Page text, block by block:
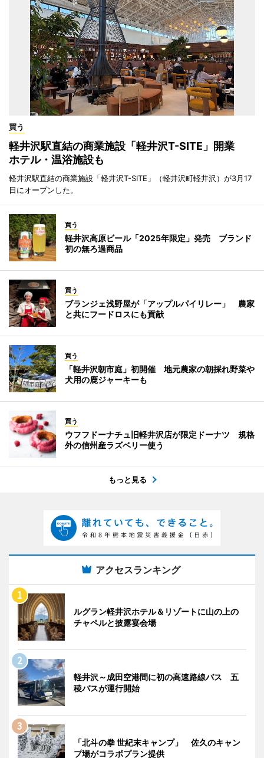
買う
軽井沢駅直結の商業施設「軽井沢T-SITE」開業
ホテル・温浴施設も
軽井沢駅直結の商業施設「軽井沢T-SITE」（軽井沢町軽井沢）が3月17
日にオープンした。
買う
軽井沢高原ビール「2025年限定」発売 ブランド
初の無ろ過商品
買う
ブランジェ浅野屋が「アップルパイリレー」 農家
と共にフードロスにも貢献
買う
「軽井沢朝市庭」初開催 地元農家の朝採れ野菜や
犬用の鹿ジャーキーも
買う
ウフフドーナチュ旧軽井沢店が限定ドーナツ 規格
外の信州産ラズベリー使う
もっと見る
アクセスランキング
ルグラン軽井沢ホテル＆リゾートに山の上の
チャペルと披露宴会場
軽井沢～成田空港間に初の高速路線バス 五
稜バスが運行開始
「北斗の拳 世紀末キャンプ」 佐久のキャン
プ場がコラボプラン提供